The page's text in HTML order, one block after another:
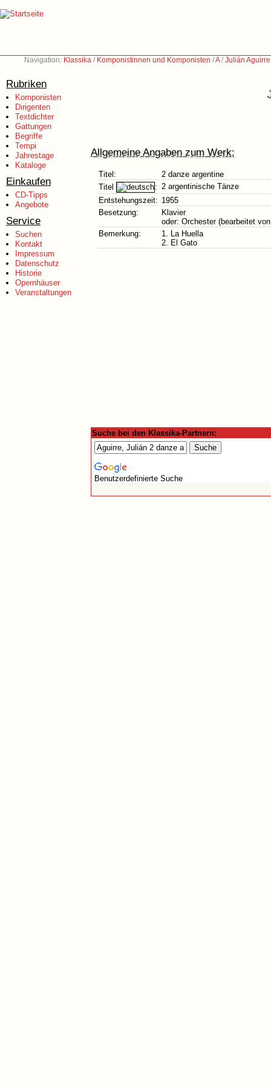
Navigation: Klassika / Komponistinnen und Komponisten /A/Julián
Rubriken
Komponisten
Dirigenten
Textdichter
Gattungen
Begriffe
Tempi
Jahrestage
Kataloge
Einkaufen
CD-Tipps
Angebote
Service
Suchen
Kontakt
Impressum
Datenschutz
Historie
Opernhäuser
Veranstaltungen
Allgemeine Angaben zum Werk:
Titel:
2 danze argentine
Titel
: 2 argentinische Tänze
Entstehungszeit: 1955
Besetzung:
Klavier
oder: Orchester (bearbeitet
Bemerkung:
1. La Huella
2. El Gato
Suche bei den Klassika-Partnern:
Benutzerdefinierte Suche